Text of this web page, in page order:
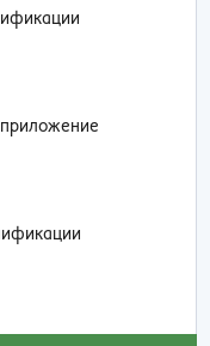
приложение